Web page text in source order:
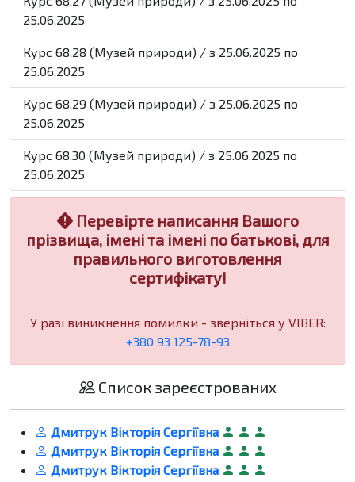
25.06.2025
Курс 68.28 (Музей природи) / з 25.06.2025 по
25.06.2025
Курс 68.29 (Музей природи) / з 25.06.2025 по
25.06.2025
Курс 68.30 (Музей природи) / з 25.06.2025 по
25.06.2025
Перевірте написання Вашого
прізвища, імені та імені по батькові, для
правильного виготовлення
сертифікату!
У разі виникнення помилки - зверніться у VIBER:
+380 93 125-78-93
Список зареєстрованих
Дмитрук Вікторія Сергіївна
Дмитрук Вікторія Сергіївна
Дмитрук Вікторія Сергіївна